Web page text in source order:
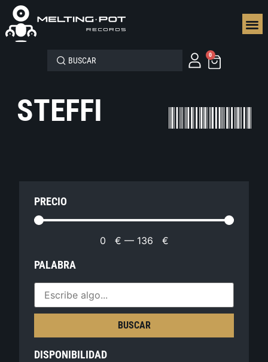
0
STEFFI
PRECIO
0 € — 136 €
PALABRA
BUSCAR
DISPONIBILIDAD